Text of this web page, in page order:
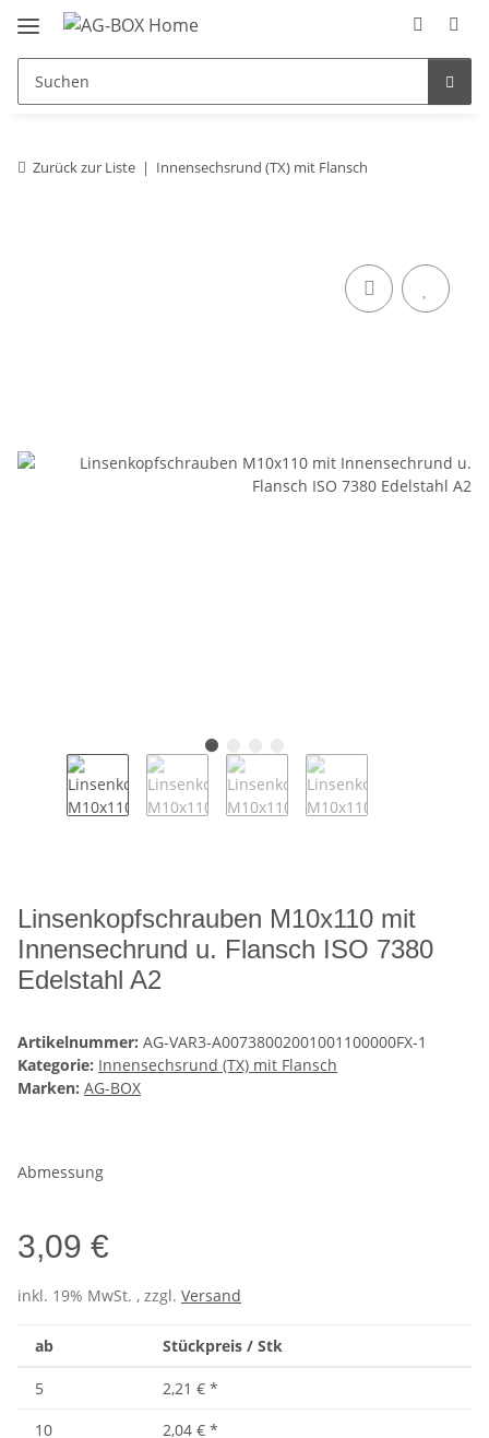
Zurück zur Liste Innensechsrund (TX) mit Flansch
Linsenkopfschrauben M10x110 mit
Innensechrund u. Flansch ISO 7380
Edelstahl A2
Artikelnummer: AG-VAR3-A00738002001001100000FX-1
Kategorie: Innensechsrund (TX) mit Flansch
Marken: AG-BOX
Abmessung
3,09 €
inkl. 19% MwSt. , zzgl. Versand
ab Stückpreis / Stk
5 2,21 € *
10
2,04 € *